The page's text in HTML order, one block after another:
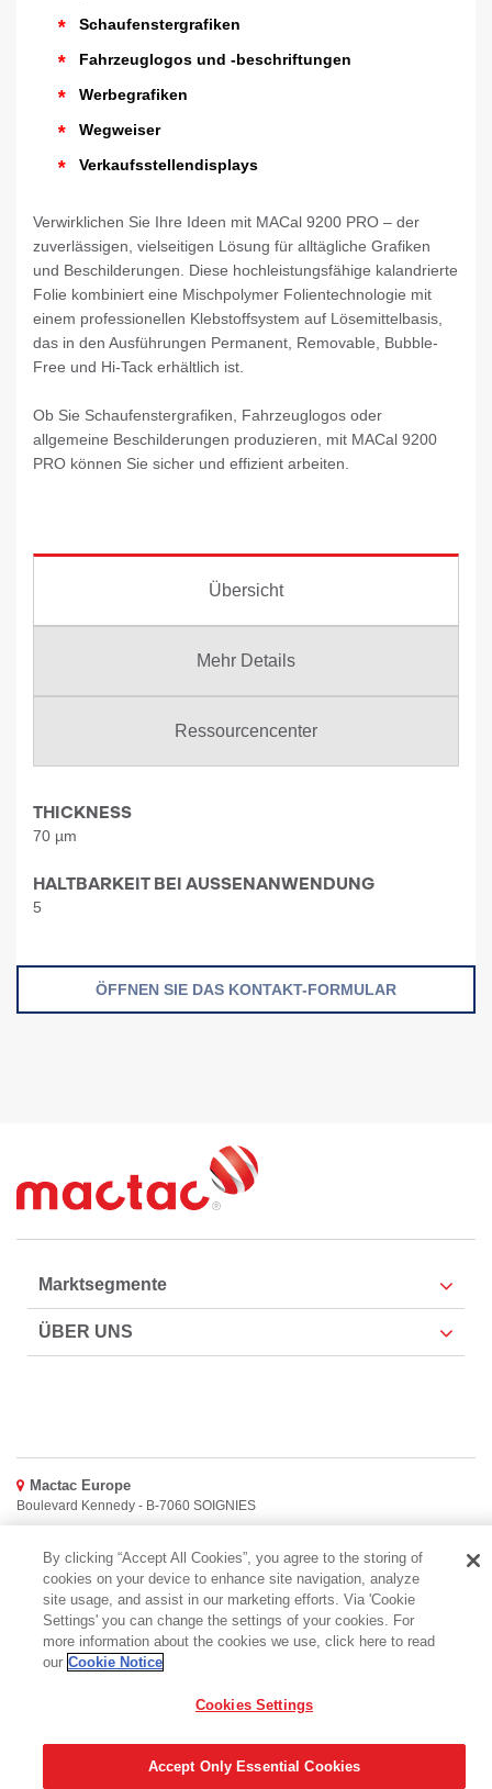
* Schaufenstergrafiken
* Fahrzeuglogos und -beschriftungen
* Werbegrafiken
* Wegweiser
* Verkaufsstellendisplays
Verwirklichen Sie Ihre Ideen mit MACal 9200 PRO – der
zuverlässigen, vielseitigen Lösung für alltägliche Grafiken
und Beschilderungen. Diese hochleistungsfähige kalandrierte
Folie kombiniert eine Mischpolymer Folientechnologie mit
einem professionellen Klebstoffsystem auf Lösemittelbasis,
das in den Ausführungen Permanent, Removable, Bubble-
Free und Hi-Tack erhältlich ist.
Ob Sie Schaufenstergrafiken, Fahrzeuglogos oder
allgemeine Beschilderungen produzieren, mit MACal 9200
PRO können Sie sicher und effizient arbeiten.
Übersicht
Mehr Details
Ressourcencenter
THICKNESS
70 µm
HALTBARKEIT BEI AUSSENANWENDUNG
5
ÖFFNEN SIE DAS KONTAKT-FORMULAR
Marktsegmente
ÜBER UNS
Mactac Europe
Boulevard Kennedy - B-7060 SOIGNIES
Mactac creative awards
www.mactaccreativeawards.com
Legal & Privacy Notices
By clicking “Accept All Cookies”, you agree to the storing of
cookies on your device to enhance site navigation, analyze
site usage, and assist in our marketing efforts. Via 'Cookie
Settings' you can change the settings of your cookies. For
more information about the cookies we use, click here to read
our Cookie Notice
Cookies Settings
Accept Only Essential Cookies